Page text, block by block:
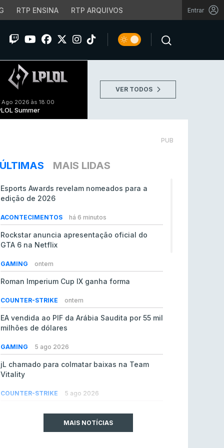
RTP ENSINA RTP ARQUIVOS Entrar
Ago 2026 às 18:00
Summer
VER TODOS
PUB
ÚLTIMAS MAIS LIDAS
Esports Awards revelam nomeados para a
edição de 2026
ACONTECIMENTOS há 6 minutos
Rockstar anuncia apresentação oficial do
GTA 6 na Netflix
GAMING ontem
Roman Imperium Cup IX ganha forma
COUNTER-STRIKE ontem
EA vendida ao PIF da Arábia Saudita por 55 mil
milhões de dólares
GAMING 5 ago 2026
jL chamado para colmatar baixas na Team
Vitality
COUNTER-STRIKE 5 ago 2026
oportunidade de ouroMAIS NOTÍCIAS